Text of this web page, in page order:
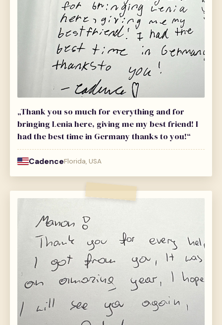
„Thank you so much for everything and for
bringing Lenia here, giving me my best friend! I
had the best time in Germany thanks to you!“
CadenceFlorida, USA